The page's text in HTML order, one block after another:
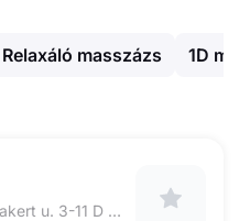
Relaxáló masszázs 1D
1223 Budapest Rózsakert u. 3-11 D ép. A lh. 1.em. 3. dr.Szőcs Hajnal bőrgyógyász főorvosnő rendelője